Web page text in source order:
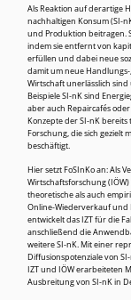
Als Reaktion auf derartige
nachhaltigen Konsum (SI-
und Produktion beitragen.
indem sie entfernt von
erfüllen und dabei neue
damit um neue
Wirtschaft unerlässlich
Beispiele SI-nK sind
aber auch Repaircafés
Konzepte der SI-nK
Forschung, die sich gezielt
beschäftigt.
Hier setzt FoSInKo an: Als
Wirtschaftsforschung
theoretische als auch
Online-Wiederverkauf und
entwickelt das IZT für die
anschließend die
weitere SI-nK. Mit einer
Diffusionspotenziale von
IZT und IÖW erarbeiteten
Ausbreitung von SI-nK in